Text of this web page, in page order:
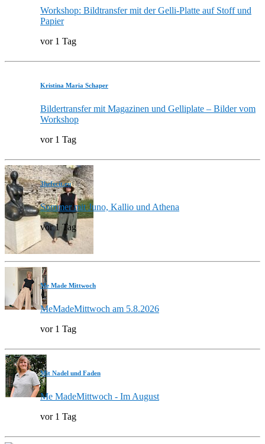
Workshop: Bildtransfer mit der Gelli-Platte auf Stoff und
Papier
vor 1 Tag
Kristina Maria Schaper
Bildertransfer mit Magazinen und Gelliplate – Bilder vom
Workshop
vor 1 Tag
3hefecit.eu
Sommer mit Juno, Kallio und Athena
vor 1 Tag
Me Made Mittwoch
MeMadeMittwoch am 5.8.2026
vor 1 Tag
Mit Nadel und Faden
Me MadeMittwoch - Im August
vor 1 Tag